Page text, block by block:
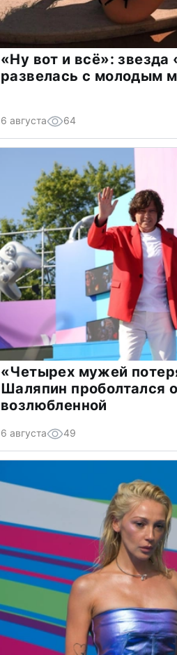
«Ну вот и всё»:
развелась с молодым
6 августа 64
«Четырех мужей
Шаляпин проболтался
возлюбленной
6 августа 49